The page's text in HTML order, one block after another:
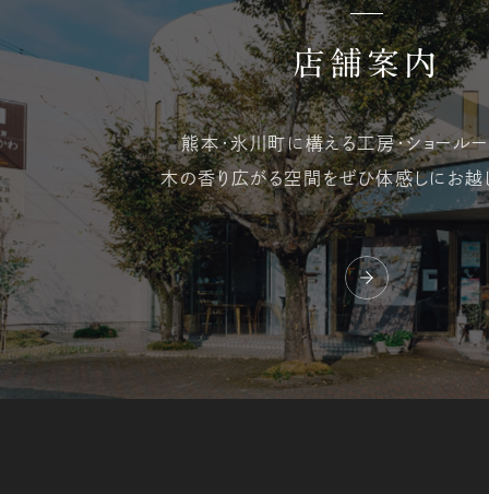
店舗案内
熊本・氷川町に構える工房・ショール
木の香り広がる空間をぜひ体感しにお越